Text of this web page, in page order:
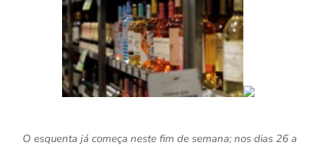
O esquenta já começa neste fim de semana; nos dias 26 a